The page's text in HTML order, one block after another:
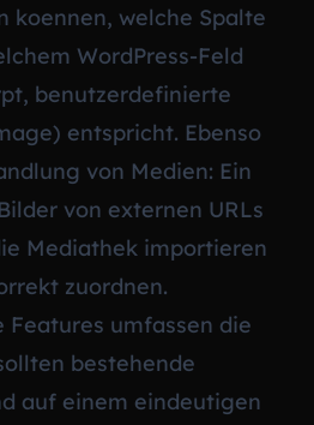
koennen, welche Spalte
WordPress-Feld
benutzerdefinierte
entspricht. Ebenso
von Medien: Ein
von externen URLs
Mediathek importieren
zuordnen.
umfassen die
bestehende
auf einem eindeutigen